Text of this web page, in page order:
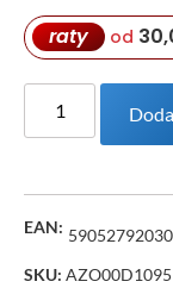
raty od
EAN:
SKU: AZO00D1095